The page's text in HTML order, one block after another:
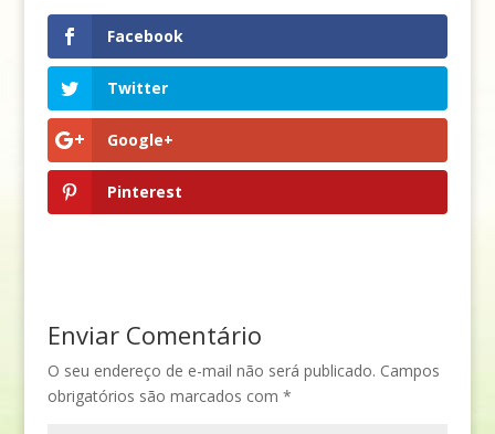
Facebook
Twitter
Google+
Pinterest
Enviar Comentário
O seu endereço de e-mail não será publicado. Campos
obrigatórios são marcados com *